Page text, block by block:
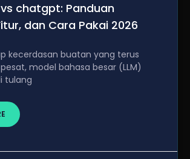
chatgpt: Panduan
dan Cara Pakai 2026
kecerdasan buatan yang terus
model bahasa besar (LLM)
tulang